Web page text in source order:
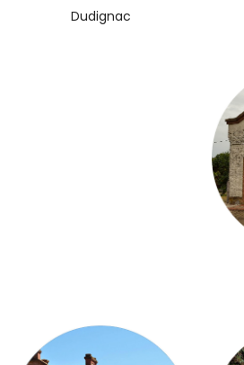
Dudignac